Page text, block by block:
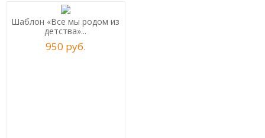
Шаблон «Все мы родом из
детства»...
950 руб.